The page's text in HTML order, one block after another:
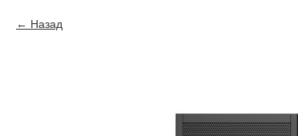
Назад